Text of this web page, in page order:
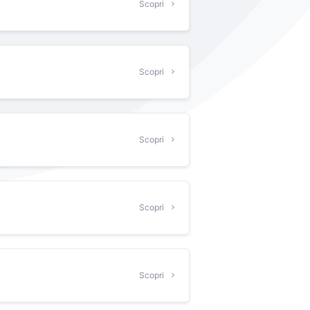
Scopri
Scopri
Scopri
Scopri
Scopri